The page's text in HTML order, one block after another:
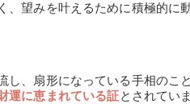
望みを叶えるために積極的に
し、扇形になっている手相のこ
運に恵まれている証とされてい